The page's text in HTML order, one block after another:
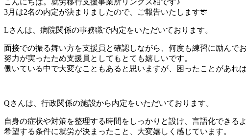
3月は2名の内定が決まりましたので、ご報告いたします🎊
Lさんは、病院関係の事務職で内定をいただいております。
面接での振る舞い方を支援員と確認しながら、何度も練習に励んで
努力が実ったため支援員としてもとても嬉しいです。
働いている中で大変なこともあると思いますが、困ったことがあれ
Qさんは、行政関係の施設から内定をいただいております。
自身の症状や対策を整理する時間をしっかりと設け、言語化できる
希望する条件に就労が決まったこと、大変嬉しく感じています。